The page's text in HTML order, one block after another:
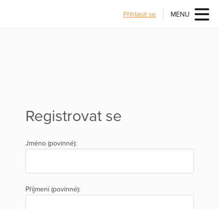
Přihlásit se MENU
Registrovat se
Jméno (povinné):
Příjmení (povinné):